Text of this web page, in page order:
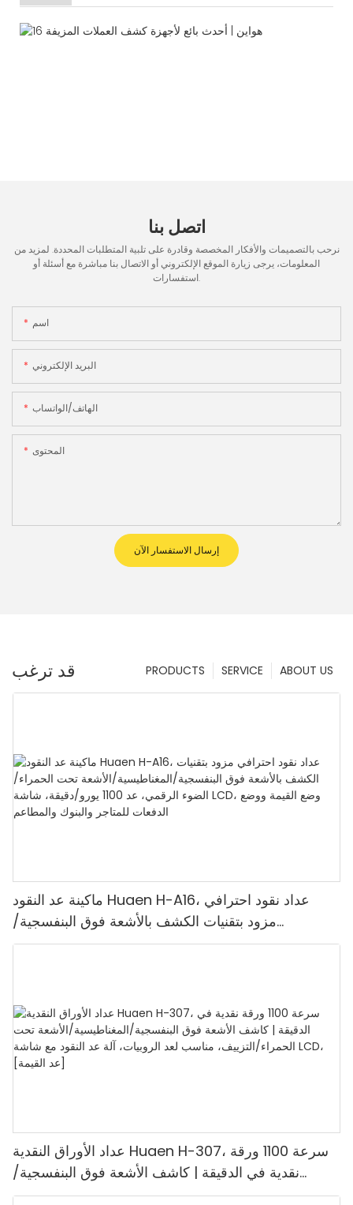
اتصل بنا
نرحب بالتصميمات والأفكار المخصصة وقادرة على تلبية المتطلبات المحددة. لمزيد من
المعلومات، يرجى زيارة الموقع الإلكتروني أو الاتصال بنا مباشرة مع أسئلة أو
استفسارات.
اسم
البريد الإلكتروني
الهاتف/الواتساب
المحتوى
إرسال الاستفسار الآن
قد ترغب ABOUT US
SERVICE
PRODUCTS
ماكينة عد النقود Huaen H-A16، عداد نقود احترافي
مزود بتقنيات الكشف بالأشعة فوق البنفسجية/
المغناطيسية/الأشعة تحت الحمراء/الضوء الرقمي، عد
عداد الأوراق النقدية Huaen H-307، سرعة 1100 ورقة
نقدية في الدقيقة | كاشف الأشعة فوق البنفسجية/
المغناطيسية/الأشعة تحت الحمراء/التزييف، مناسب لعد